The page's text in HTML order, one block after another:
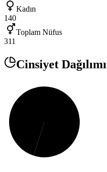
Kadın
140
Toplam Nüfus
311
Cinsiyet Dağılımı